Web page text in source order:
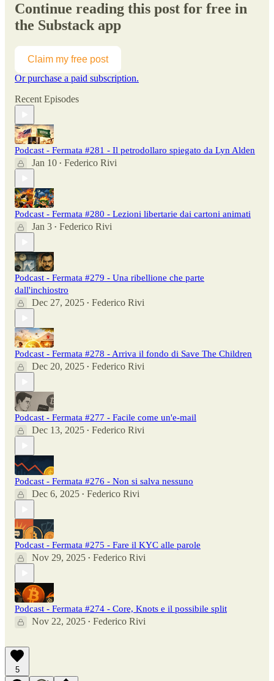
Continue reading this post for free in
the Substack app
Claim my free post
Or purchase a paid subscription.
Recent Episodes
Podcast - Fermata #281 - Il petrodollaro spiegato da Lyn Alden
Jan 10 • Federico Rivi
Podcast - Fermata #280 - Lezioni libertarie dai cartoni animati
Jan 3 • Federico Rivi
Podcast - Fermata #279 - Una ribellione che parte
dall'inchiostro
Dec 27, 2025 • Federico Rivi
Podcast - Fermata #278 - Arriva il fondo di Save The Children
Dec 20, 2025 • Federico Rivi
Podcast - Fermata #277 - Facile come un'e-mail
Dec 13, 2025 • Federico Rivi
Podcast - Fermata #276 - Non si salva nessuno
Dec 6, 2025 • Federico Rivi
Podcast - Fermata #275 - Fare il KYC alle parole
Nov 29, 2025 • Federico Rivi
Podcast - Fermata #274 - Core, Knots e il possibile split
Nov 22, 2025 • Federico Rivi
5